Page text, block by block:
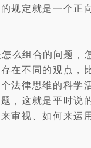
规定就是一个正
么组合的问题，
在不同的观点，
法律思维的科学
，这就是平时说
审视、如何来运